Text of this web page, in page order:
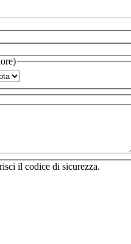
il codice di sicurezza.